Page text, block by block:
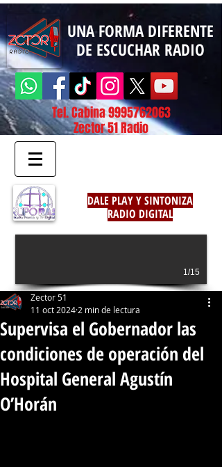
UNA FORMA DIFERENTE
DE ESCUCHAR RADIO
Tel. Cabina9995762063
Zector 51 Radio
DALE PLAY Y SINTONIZA
RADIO DIGITAL
1/15
Supervisa el Gobernador las
condiciones de operación del
Hospital General Agustín
O’Horán
Zector 51
11 oct 2024 2 min de lectura